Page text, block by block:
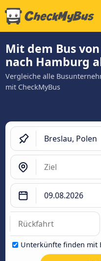
Mit dem Bus
nach Hamburg
Vergleiche alle
mit CheckMyBus
Unterkünfte finden mit